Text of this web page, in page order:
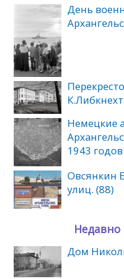
День
Немецкие
1943
Овсянкин
улиц. (88)
Дом